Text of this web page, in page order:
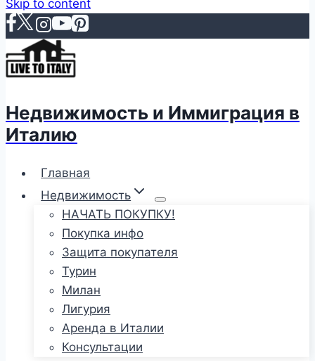
Skip to content
Недвижимость и Иммиграция в
Италию
Главная
Недвижимость
НАЧАТЬ ПОКУПКУ!
Покупка инфо
Защита покупателя
Турин
Милан
Лигурия
Аренда в Италии
Консультации